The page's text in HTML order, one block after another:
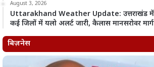
August 3, 2026
Uttarakhand Weather Update: उत्तराखंड में
कई जिलों में यलो अलर्ट जारी, कैलास मानसरोवर
बिज़नेस